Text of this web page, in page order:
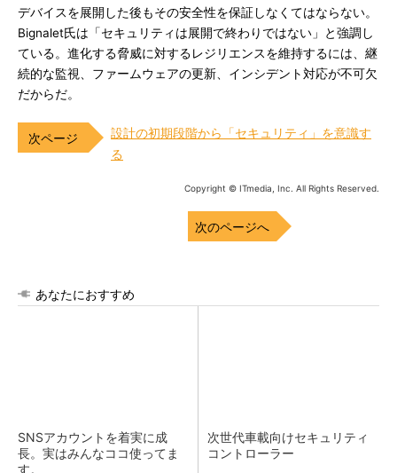
デバイスを展開した後もその安全性を保証しなくてはならない。
Bignalet氏は「セキュリティは展開で終わりではない」と強調し
ている。進化する脅威に対するレジリエンスを維持するには、継
続的な監視、ファームウェアの更新、インシデント対応が不可欠
だからだ。
設計の初期段階から「セキュリティ」を意識す
る
Copyright © ITmedia, Inc. All Rights Reserved.
次のページへ
あなたにおすすめ
SNSアカウントを着実に成
長。実はみんなココ使ってま
す。
次世代車載向けセキュリティ
コントローラー